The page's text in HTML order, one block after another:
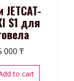
S1 для
000 ₸
to cart